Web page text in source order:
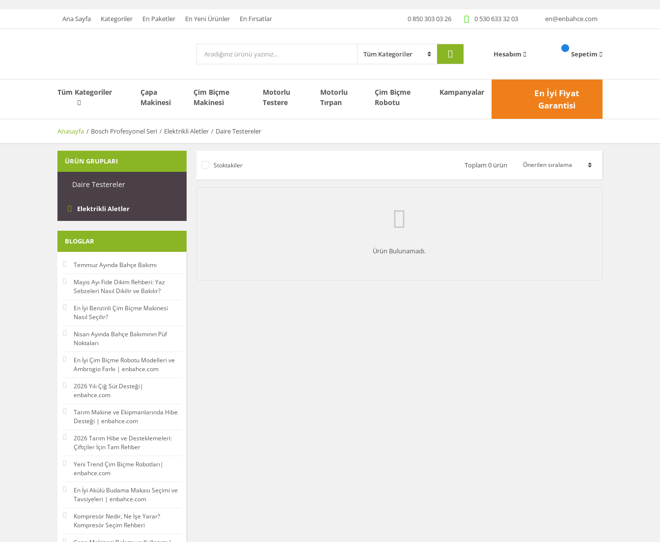
Ana Sayfa Kategoriler En Paketler En Yeni Ürünler En Fırsatlar 0 850 303 03 26 0 530 633 32 03 en@enbahce.com
Hesabım Sepetim
Tüm Kategoriler
Çapa
Makinesi
Çim Biçme
Makinesi
Motorlu
Testere
Motorlu
Tırpan
Çim Biçme
Robotu
Kampanyalar
En İyi Fiyat
Garantisi
Anasayfa Bosch Profesyonel Seri Elektrikli Aletler Daire Testereler
ÜRÜN GRUPLARI
Daire Testereler
Elektrikli Aletler
BLOGLAR
Temmuz Ayında Bahçe Bakımı
Mayıs Ayı Fide Dikim Rehberi: Yaz
Sebzeleri Nasıl Dikilir ve Bakılır?
En İyi Benzinli Çim Biçme Makinesi
Nasıl Seçilir?
Nisan Ayında Bahçe Bakımının Püf
Noktaları
En İyi Çim Biçme Robotu Modelleri ve
Ambrogio Farkı | enbahce.com
2026 Yılı Çiğ Süt Desteği|
enbahce.com
Tarım Makine ve Ekipmanlarında Hibe
Desteği | enbahce.com
2026 Tarım Hibe ve Desteklemeleri:
Çiftçiler İçin Tam Rehber
Yeni Trend Çim Biçme Robotları|
enbahce.com
En İyi Akülü Budama Makası Seçimi ve
Tavsiyeleri | enbahce.com
Kompresör Nedir, Ne İşe Yarar?
Kompresör Seçim Rehberi
Stoktakiler Toplam 0 ürün
Ürün Bulunamadı.